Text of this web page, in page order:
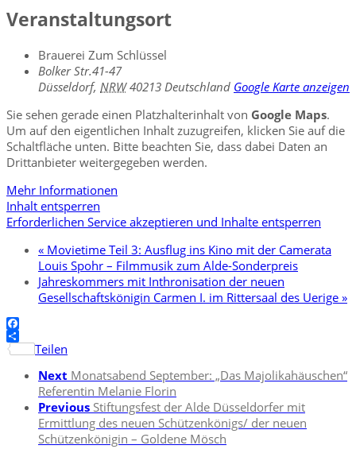
Veranstaltungsort
Brauerei Zum Schlüssel
Bolker Str.41-47
Düsseldorf, NRW 40213 Deutschland Google Karte anzeigen
Sie sehen gerade einen Platzhalterinhalt von Google Maps.
Um auf den eigentlichen Inhalt zuzugreifen, klicken Sie auf die
Schaltfläche unten. Bitte beachten Sie, dass dabei Daten an
Drittanbieter weitergegeben werden.
Mehr Informationen
Inhalt entsperren
Erforderlichen Service akzeptieren und Inhalte entsperren
« Movietime Teil 3: Ausflug ins Kino mit der Camerata
Louis Spohr – Filmmusik zum Alde-Sonderpreis
Jahreskommers mit Inthronisation der neuen
Gesellschaftskönigin Carmen I. im Rittersaal des Uerige »
Facebook
Teilen
Next Monatsabend September: „Das Majolikahäuschen“
Referentin Melanie Florin
Previous Stiftungsfest der Alde Düsseldorfer mit
Ermittlung des neuen Schützenkönigs/ der neuen
Schützenkönigin – Goldene Mösch